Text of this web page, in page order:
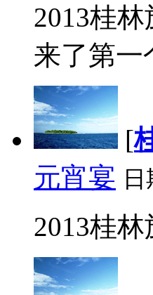
2013桂
来了第一
[
元宵宴 日
2013桂